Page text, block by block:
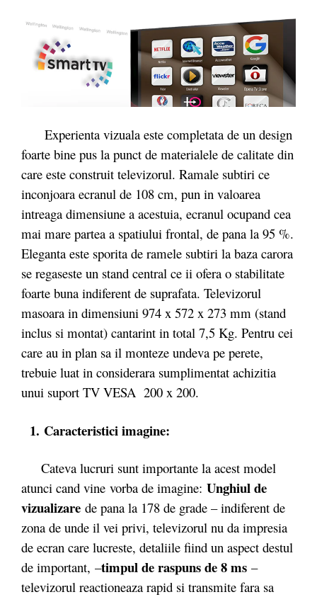
Experienta vizuala este completata de un design
foarte bine pus la punct de materialele de calitate din
care este construit televizorul. Ramale subtiri ce
inconjoara ecranul de 108 cm, pun in valoarea
intreaga dimensiune a acestuia, ecranul ocupand cea
mai mare partea a spatiului frontal, de pana la 95 %.
Eleganta este sporita de ramele subtiri la baza carora
se regaseste un stand central ce ii ofera o stabilitate
foarte buna indiferent de suprafata. Televizorul
masoara in dimensiuni 974 x 572 x 273 mm (stand
inclus si montat) cantarint in total 7,5 Kg. Pentru cei
care au in plan sa il monteze undeva pe perete,
trebuie luat in considerara sumplimentat achizitia
unui suport TV VESA 200 x 200.
1. Caracteristici imagine:
Cateva lucruri sunt importante la acest model
atunci cand vine vorba de imagine: Unghiul de
vizualizare de pana la 178 de grade – indiferent de
zona de unde il vei privi, televizorul nu da impresia
de ecran care lucreste, detaliile fiind un aspect destul
de important, –timpul de raspuns de 8 ms –
televizorul reactioneaza rapid si transmite fara sa